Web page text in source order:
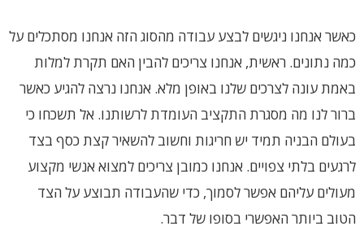
כאשר אנחנו ניגשים לבצע עבודה מהסוג הזה אנחנו מסתכלים על
כמה נתונים. ראשית, אנחנו צריכים להבין האם תקרת למלות
באמת עונה לצרכים שלנו באופן מלא. אנחנו נרצה להגיע כאשר
ברור לנו מה מסגרת התקציב העומדת לרשותנו. אל תשכחו כי
בעולם הבניה תמיד יש חריגות וחשוב להשאיר קצת כסף בצד
לרגעים בלתי צפויים. אנחנו כמובן צריכים למצוא אנשי מקצוע
מעולים עליהם אפשר לסמוך, כדי שהעבודה תבוצע על הצד
הטוב ביותר האפשרי בסופו של דבר.